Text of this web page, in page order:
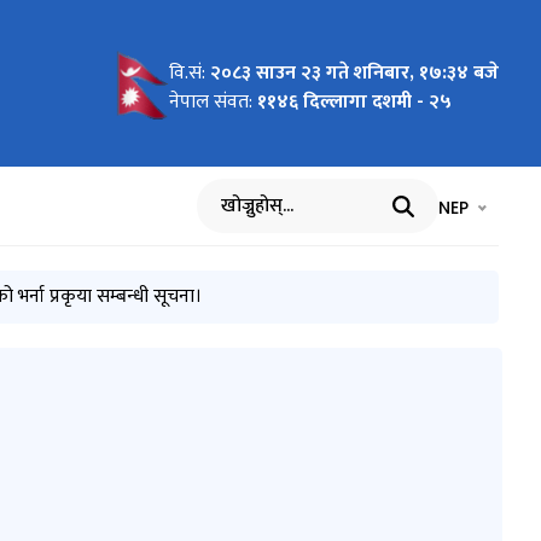
वि.सं: २०८३ साउन २३ गते शनिबार, १७:३४ बजे
नेपाल संवत: ११४६ दिल्लागा दशमी - २५
खोज्नुहोस् भाषा चयन
NEP
प्रकृया सम्बन्धी सूचना।